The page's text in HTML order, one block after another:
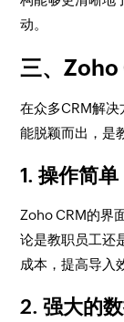
动。
三、Zoho
在众多CRM解决
能脱颖而出，是
1. 操作简单
Zoho CRM的界
论是教职员工还
成本，提高导入
2. 强大的